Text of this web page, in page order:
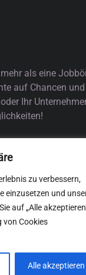
zu verbessern,
einzusetzen und
auf „Alle
von Cookies
Alle akzeptieren
als eine
auf Chancen
Ihr